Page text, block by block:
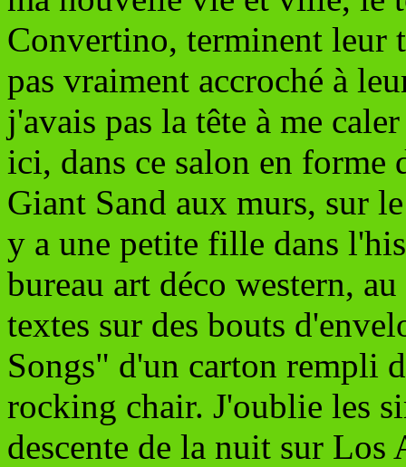
Convertino, terminent leur
pas vraiment accroché à
j'avais pas la tête à me
ici, dans ce salon en forme
Giant Sand aux murs, sur
y a une petite fille dans
bureau art déco western,
textes sur des bouts
Songs" d'un carton rempli
rocking chair. J'oublie les
descente de la nuit sur Los